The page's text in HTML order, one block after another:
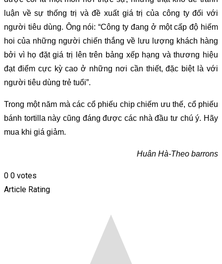
luận về sự thống trị và đề xuất giá trị của công ty đối với
người tiêu dùng. Ông nói: “Công ty đang ở một cấp độ hiếm
hoi của những người chiến thắng về lưu lượng khách hàng
bởi vì họ đặt giá trị lên trên bảng xếp hạng và thương hiệu
đạt điểm cực kỳ cao ở những nơi cần thiết, đặc biệt là với
người tiêu dùng trẻ tuổi”.
Trong một năm mà các cổ phiếu chip chiếm ưu thế, cổ phiếu
bánh tortilla này cũng đáng được các nhà đầu tư chú ý. Hãy
mua khi giá giảm.
Huân Hà-Theo barrons
0 0 votes
Article Rating